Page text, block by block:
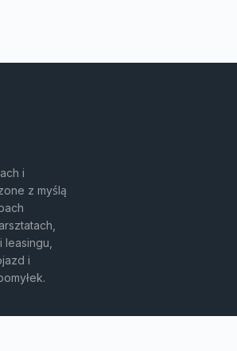
i
z myślą
i